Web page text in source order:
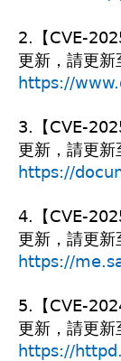
2.【CVE-
更新，請更新
https://
3.【CVE-
更新，請更新
https://
4.【CVE-
更新，請更新
https://
5.【CVE-
更新，請更新
https://